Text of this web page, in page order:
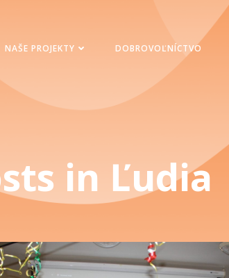
NAŠE PROJEKTY DOBROVOĽNÍCTVO
in Ľudia